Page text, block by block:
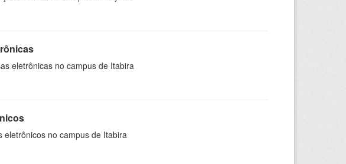
eletrônicas no campus de Itabira
eletrônicos no campus de Itabira